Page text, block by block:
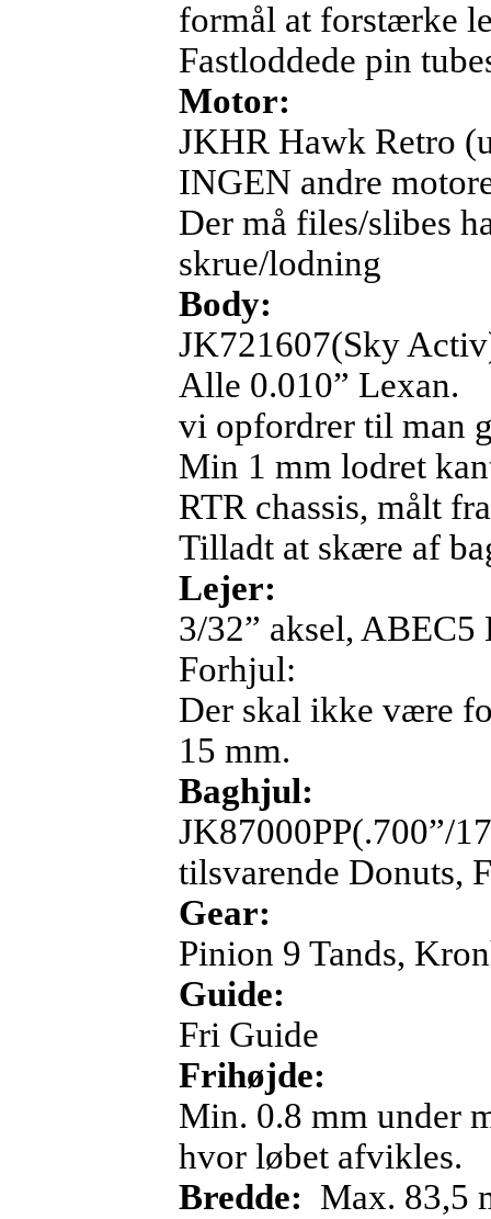
formål at forstærke
Fastloddede pin
Motor:
JKHR Hawk Retro
INGEN andre
Der må files/slibes
skrue/lodning
Body:
JK721607(Sky
Alle 0.010” Lexan.
vi opfordrer til man
Min 1 mm lodret
RTR chassis, målt
Tilladt at skære af
Lejer:
3/32” aksel,
Forhjul:
Der skal ikke være
15 mm.
Baghjul:
JK87000PP(.700”/
tilsvarende Donuts,
Gear:
Pinion 9 Tands,
Guide:
Fri Guide
Frihøjde:
Min. 0.8 mm under
hvor løbet afvikles.
Bredde: Max. 83,5